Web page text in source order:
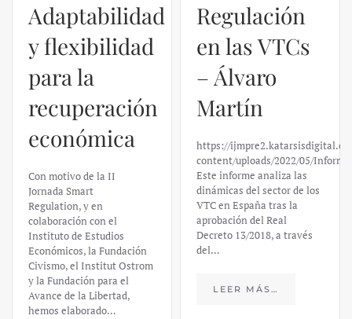
Adaptabilidad
y flexibilidad
para la
recuperación
económica
Con motivo de la II
Jornada Smart
Regulation, y en
colaboración con el
Instituto de Estudios
Económicos, la Fundación
Civismo, el Institut Ostrom
y la Fundación para el
Avance de la Libertad,
hemos elaborado…
Regulación
en las VTCs
– Álvaro
Martín
https://
content/uploads/2022/05/
Este informe analiza las
dinámicas del sector de los
VTC en España tras la
aprobación del Real
Decreto 13/2018, a través
del…
LEER MÁS…